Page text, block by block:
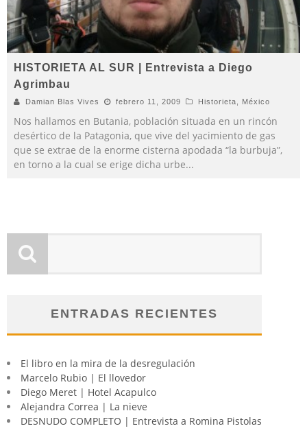
HISTORIETA AL SUR | Entrevista a Diego
Agrimbau
Damian Blas Vives febrero 11, 2009 Historieta México
Nos hallamos en Butania, población situada en un rincón
desértico de la Patagonia, que vive del yacimiento de gas
que se extrae de la enorme cisterna apodada “la burbuja”,
en torno a la cual se erige dicha urbe...
ENTRADAS RECIENTES
El libro en la mira de la desregulación
Marcelo Rubio | El llovedor
Diego Meret | Hotel Acapulco
Alejandra Correa | La nieve
DESNUDO COMPLETO | Entrevista a Romina Pistolas